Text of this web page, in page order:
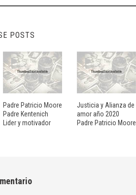
POSTS
Padre Patricio Moore
Padre Kentenich
Lider y motivador
Justicia y Alianza de
amor año 2020
Padre Patricio Moore